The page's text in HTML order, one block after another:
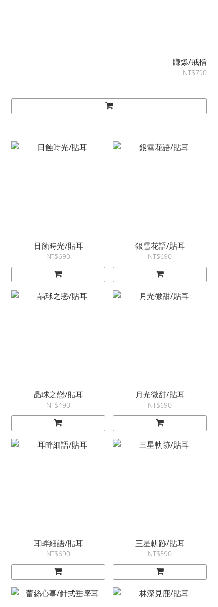
賺爆/戒指
NT$790
日蝕時光/貼耳
NT$690
銀雪花語/貼耳
NT$690
晶球之戀/貼耳
NT$490
月光微甜/貼耳
NT$690
耳畔細語/貼耳
NT$690
三星軌跡/貼耳
NT$590